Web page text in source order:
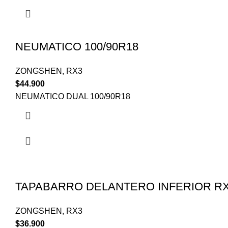
NEUMATICO 100/90R18
ZONGSHEN , RX3
$44.900
NEUMATICO DUAL 100/90R18
TAPABARRO DELANTERO INFERIOR
ZONGSHEN , RX3
$36.900